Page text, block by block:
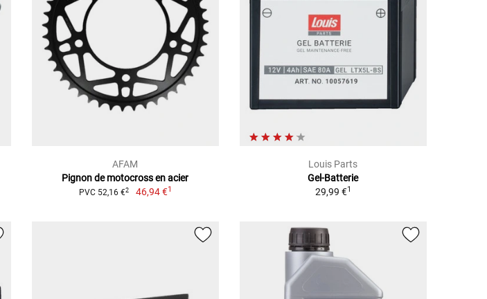
AFAM
Pignon de motocross en acier
PVC 52,16 €2 46,94 €1
Louis Parts
Gel-Batterie
29,99 €1